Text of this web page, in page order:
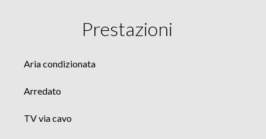
Prestazioni
Aria condizionata
Arredato
TV via cavo